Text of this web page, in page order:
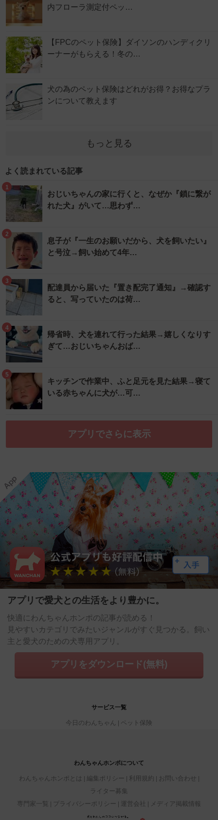
内フローラ測定付ペッ…
【FPCのペット保険】ダイソンのハンディクリ
ーナーがもらえる！冬の…
犬の為のペット保険はどれがお得？お得なプラ
ンについて教えます
もっと見る
よく読まれている記事
1
おじいちゃんの家に行くと、なぜか『鎖に繋が
れた犬』がいて…思わず…
2
息子が『一生のお願いだから、犬を飼いたい』
と号泣→飼い始めて4年…
3
配達員から届いた『置き配完了通知』→確認す
ると、写っていたのは荷…
4
帰省時、犬を連れて行った結果→嬉しくなりす
ぎて…おじいちゃんおば…
5
キッチンで作業中、ふと足元を見た結果→寝て
いる赤ちゃんに犬が…可…
アプリでさらに表示
アプリで愛犬との生活をより豊かに。
快適にわんちゃんホンポの記事が読める！
見やすいカテゴリでみたいジャンルがすぐ見つかる。飼い
主と愛犬のための犬専用アプリ。
アプリをダウンロード(無料)
サービス一覧
今日のわんちゃん ペット保険
わんちゃんホンポについて
わんちゃんホンポとは 編集ポリシー 利用規約
お問い合わせ
ライター募集
専門家一覧
プライバシーポリシー 運営会社 メディア掲載情報